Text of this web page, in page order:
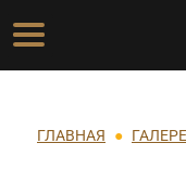
Перейти к
Основная
Строка
ГЛАВНАЯ